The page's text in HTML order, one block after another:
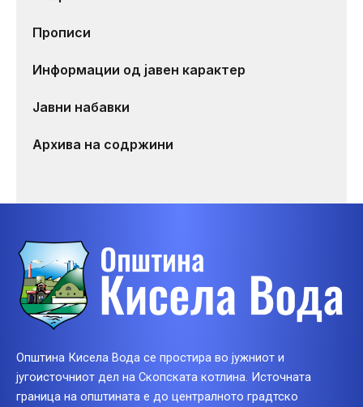
Прописи
Информации од јавен карактер
Јавни набавки
Архива на содржини
Општина Кисела Вода се простира во јужниот и
југоисточниот дел на Скопската котлина. Источната
граница на општината е до централното градтско